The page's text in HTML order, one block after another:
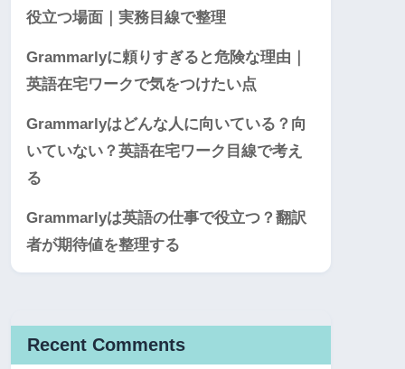
役立つ場面｜実務目線で整理
Grammarlyに頼りすぎると危険な理由｜
英語在宅ワークで気をつけたい点
Grammarlyはどんな人に向いている？向
いていない？英語在宅ワーク目線で考え
る
Grammarlyは英語の仕事で役立つ？翻訳
者が期待値を整理する
Recent Comments